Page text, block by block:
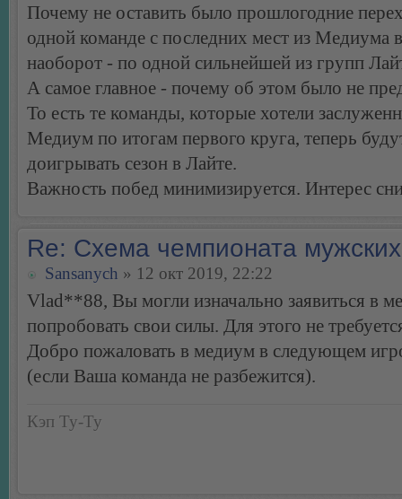
Почему не оставить было прошлогодние
одной команде с последних мест из Медиума
наоборот - по одной сильнейшей из групп
А самое главное - почему об этом было не
То есть те команды, которые хотели
Медиум по итогам первого круга, теперь
доигрывать сезон в Лайте.
Важность побед минимизируется. Интерес
Re: Схема чемпионата
Sansanych » 12 окт 2019, 22:22
Vlad**88, Вы могли изначально заявиться в
попробовать свои силы. Для этого не
Добро пожаловать в медиум в следующем
(если Ваша команда не разбежится).
Кэп Ту-Ту